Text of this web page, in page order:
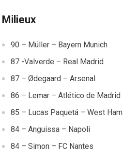
Milieux
90 – Müller – Bayern Munich
87 -Valverde – Real Madrid
87 – Ødegaard – Arsenal
86 – Lemar – Atlético de Madrid
85 – Lucas Paquetá – West Ham
84 – Anguissa – Napoli
84 – Simon – FC Nantes